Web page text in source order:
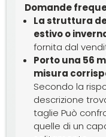
Domande
La struttura
estivo o
fornita dal
Porto una 56
misura
Secondo la
descrizione
taglie Può
quelle di un